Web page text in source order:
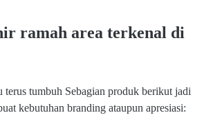
ramah area terkenal di
terus tumbuh Sebagian produk berikut jadi
kebutuhan branding ataupun apresiasi: